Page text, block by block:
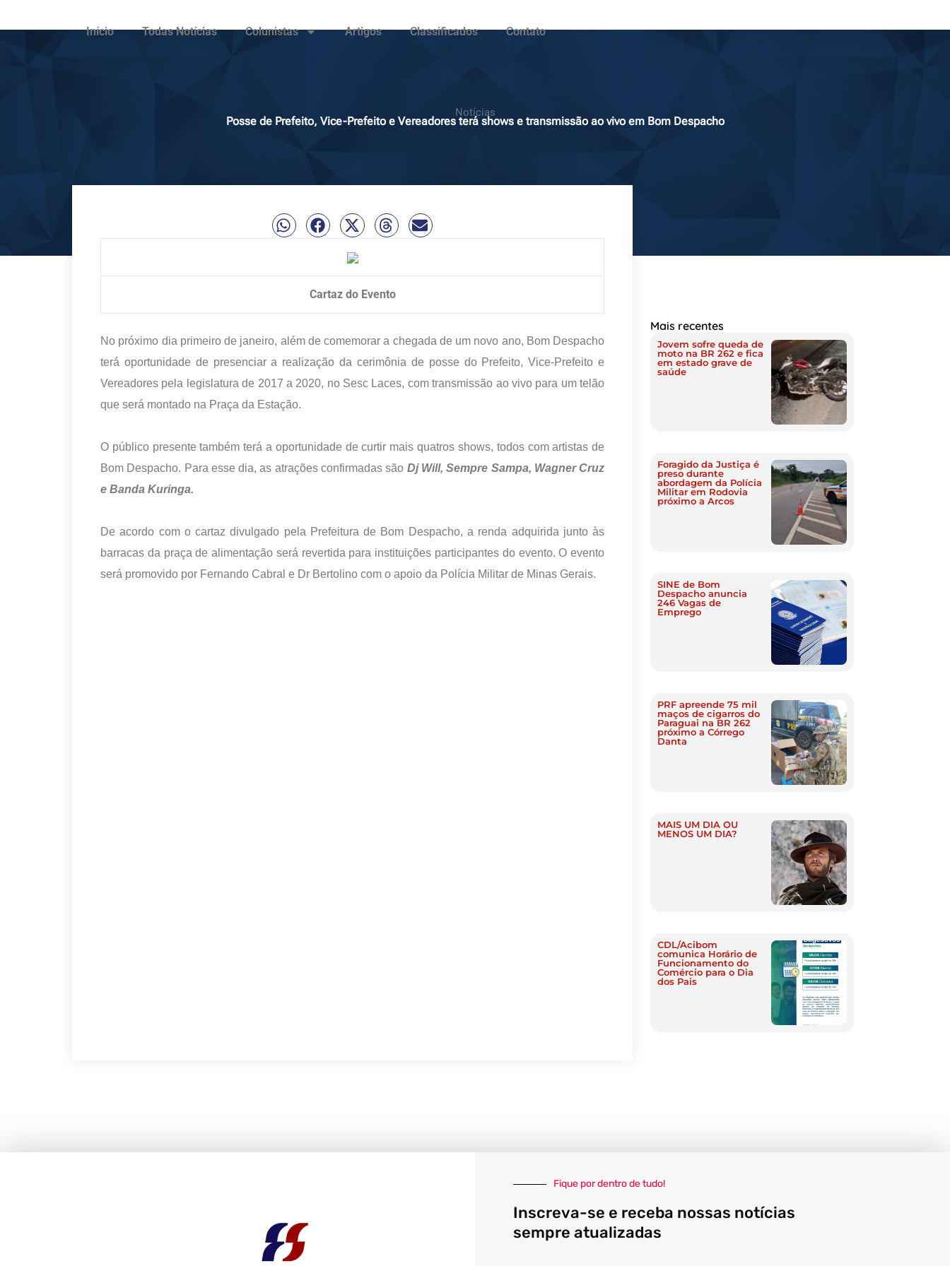
Início Todas Notícias Colunistas Artigos Classificados Contato
Notícias
Posse de Prefeito, Vice-Prefeito e Vereadores terá shows e transmissão ao vivo em Bom Despacho
Cartaz do Evento
No próximo dia primeiro de janeiro, além de comemorar a chegada de um novo ano, Bom Despacho
terá oportunidade de presenciar a realização da cerimônia de posse do Prefeito, Vice-Prefeito e
Vereadores pela legislatura de 2017 a 2020, no Sesc Laces, com transmissão ao vivo para um telão
que será montado na Praça da Estação.
O público presente também terá a oportunidade de curtir mais quatros shows, todos com artistas de
Bom Despacho. Para esse dia, as atrações confirmadas são Dj Will, Sempre Sampa, Wagner Cruz
e Banda Kuringa.
De acordo com o cartaz divulgado pela Prefeitura de Bom Despacho, a renda adquirida junto às
barracas da praça de alimentação será revertida para instituições participantes do evento. O evento
será promovido por Fernando Cabral e Dr Bertolino com o apoio da Polícia Militar de Minas Gerais.
Mais recentes
Jovem sofre queda de
moto na BR 262 e fica
em estado grave de
saúde
Foragido da Justiça é
preso durante
abordagem da Polícia
Militar em Rodovia
próximo a Arcos
SINE de Bom
Despacho anuncia
246 Vagas de
Emprego
PRF apreende 75 mil
maços de cigarros do
Paraguai na BR 262
próximo a Córrego
Danta
MAIS UM DIA OU
MENOS UM DIA?
CDL/Acibom
comunica Horário de
Funcionamento do
Comércio para o Dia
dos Pais
Fique por dentro de tudo!
Inscreva-se e receba nossas notícias
sempre atualizadas